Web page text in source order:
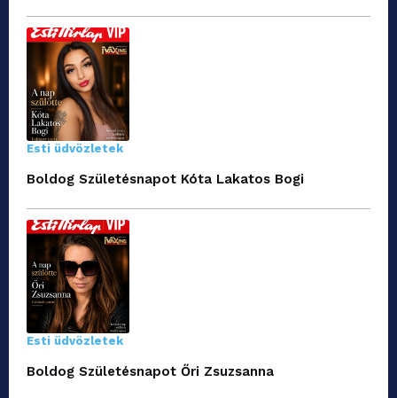
Esti üdvözletek
Boldog Születésnapot Kóta Lakatos Bogi
Esti üdvözletek
Boldog Születésnapot Őri Zsuzsanna